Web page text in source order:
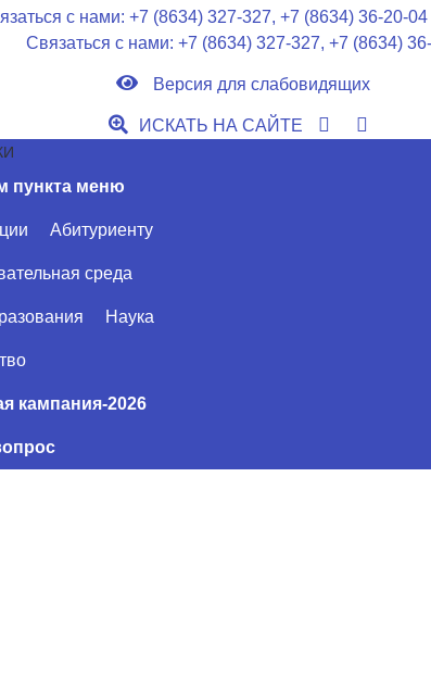
с нами: +7 (8634) 327-327, +7 (8634) 36-20-04
Связаться с нами: +7 (8634) 327-327, +7 (8634)
Версия для слабовидящих
ИСКАТЬ НА САЙТЕ
Абитуриенту
среда
Наука
кампания-2026